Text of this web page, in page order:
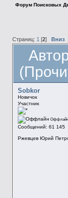
Форум Поисковых
Страниц: 1 [2] Вниз
Sobkor
Новичок
Участник
Оффлайн
Сообщений: 61 145
Ржевцев Юрий